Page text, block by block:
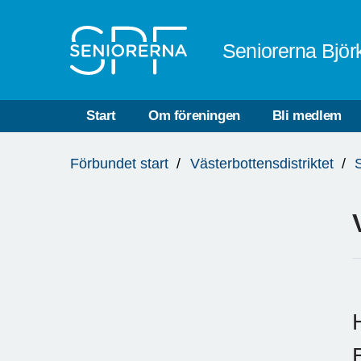
Seniorerna
Start Om föreningen Bli medlem
är
Förbundet start Västerbottensdistriktet